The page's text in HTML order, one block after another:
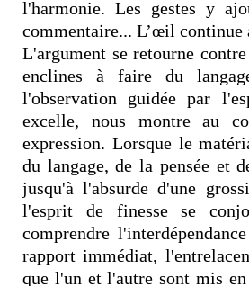
l'harmonie. Les gestes y
commentaire... L’œil
L'argument se retourne
enclines à faire du
l'observation guidée par
excelle, nous montre au
expression. Lorsque le
du langage, de la pensée et
jusqu'à l'absurde d'une
l'esprit de finesse se
comprendre
rapport immédiat,
que l'un et l'autre sont mis